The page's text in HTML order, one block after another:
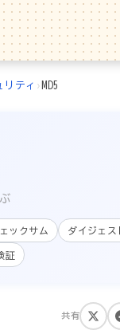
リティ › MD5
ックサム ダイジェス
証
共有